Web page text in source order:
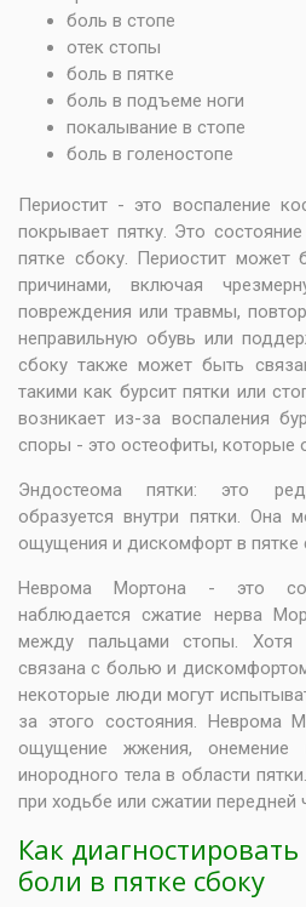
боль в стопе
отек стопы
боль в пятке
боль в подъеме ноги
покалывание в стопе
боль в голеностопе
Периостит - это воспаление
покрывает пятку. Это
пятке сбоку. Периостит может
причинами, включая
повреждения или травмы,
неправильную обувь или
сбоку также может быть
такими как бурсит пятки или
возникает из-за воспаления
споры - это остеофиты, которые
Эндостеома пятки: это
образуется внутри пятки. Она
ощущения и дискомфорт в пятке
Неврома Мортона - это
наблюдается сжатие нерва
между пальцами стопы. Хотя
связана с болью и
некоторые люди могут
за этого состояния. Неврома
ощущение жжения, онемение
инородного тела в области
при ходьбе или сжатии передней
Как
боли в пятке сбоку